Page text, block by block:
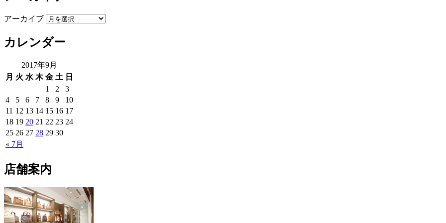
アーカイブ
カレンダー
2017年9月
月 火 水 木 金 土 日
« 7月
1 2
3
4
5 6 7 8 9
10
11 12 13 14 15 16 17
18 19 20 21 22 23 24
25 26 27 28 29 30
店舗案内